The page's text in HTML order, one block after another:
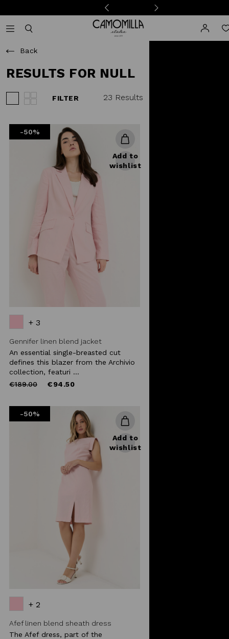
Camomilla Italia®
Back
RESULTS FOR NULL
FILTER 23 Results
-50%
Add to
wishlist
+ 3
Gennifer linen blend jacket
An essential single-breasted cut
defines this blazer from the Archivio
collection, featuri ...
Price
€189.00to €94.50
-50%
Add to
wishlist
+ 2
Afef linen blend sheath dress
The Afef dress, part of the